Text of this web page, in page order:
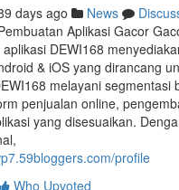
days ago News
Aplikasi Gacor
DEWI168
& iOS yang dirancang
melayani segmentasi
penjualan online,
yang disesuaikan.
profile
Who Upvoted